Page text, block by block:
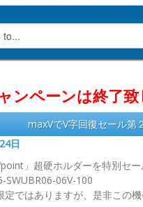
ンペーンは終了致
maxVでV字回復セール第
日
」超硬ホルダーを特別セー
SWUBR06-06V-100
定ではありますが、是非この